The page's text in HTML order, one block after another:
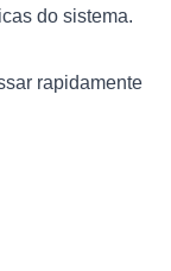
do sistema.
rapidamente